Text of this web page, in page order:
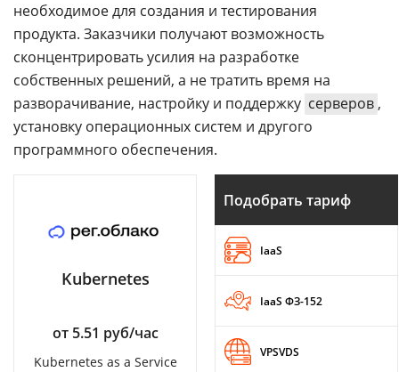
необходимое для создания и тестирования
продукта. Заказчики получают возможность
сконцентрировать усилия на разработке
собственных решений, а не тратить время на
разворачивание, настройку и поддержку серверов,
установку операционных систем и другого
программного обеспечения.
Kubernetes
от 5.51 руб/час
Kubernetes as a Service
Подобрать тариф
IaaS
IaaS ФЗ-152
VPSVDS